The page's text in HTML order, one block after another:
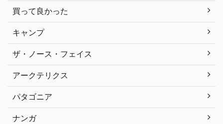
買って良かった
キャンプ
ザ・ノース・フェイス
アークテリクス
パタゴニア
ナンガ